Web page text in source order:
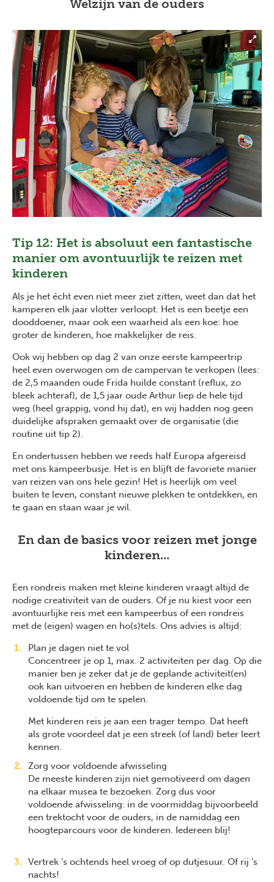
Welzijn van de ouders
Tip 12: Het is absoluut een fantastische
manier om avontuurlijk te reizen met
kinderen
Als je het écht even niet meer ziet zitten, weet dan dat het
kamperen elk jaar vlotter verloopt. Het is een beetje een
dooddoener, maar ook een waarheid als een koe: hoe
groter de kinderen, hoe makkelijker de reis.
Ook wij hebben op dag 2 van onze eerste kampeertrip
heel even overwogen om de campervan te verkopen (lees:
de 2,5 maanden oude Frida huilde constant (reflux, zo
bleek achteraf), de 1,5 jaar oude Arthur liep de hele tijd
weg (heel grappig, vond hij dat), en wij hadden nog geen
duidelijke afspraken gemaakt over de organisatie (die
routine uit tip 2).
En ondertussen hebben we reeds half Europa afgereisd
met ons kampeerbusje. Het is en blijft de favoriete manier
van reizen van ons hele gezin! Het is heerlijk om veel
buiten te leven, constant nieuwe plekken te ontdekken, en
te gaan en staan waar je wil.
En dan de basics voor reizen met jonge
kinderen...
Een rondreis maken met kleine kinderen vraagt altijd de
nodige creativiteit van de ouders. Of je nu kiest voor een
avontuurlijke reis met een kampeerbus of een rondreis
met de (eigen) wagen en ho(s)tels. Ons advies is altijd:
Plan je dagen niet te vol
Concentreer je op 1, max. 2 activiteiten per dag. Op die
manier ben je zeker dat je de geplande activiteit(en)
ook kan uitvoeren en hebben de kinderen elke dag
voldoende tijd om te spelen.
Met kinderen reis je aan een trager tempo. Dat heeft
als grote voordeel dat je een streek (of land) beter leert
kennen.
Zorg voor voldoende afwisseling
De meeste kinderen zijn niet gemotiveerd om dagen
na elkaar musea te bezoeken. Zorg dus voor
voldoende afwisseling: in de voormiddag bijvoorbeeld
een trektocht voor de ouders, in de namiddag een
hoogteparcours voor de kinderen. Iedereen blij!
Vertrek 's ochtends heel vroeg of op dutjesuur. Of rij 's
nachts!
Previous